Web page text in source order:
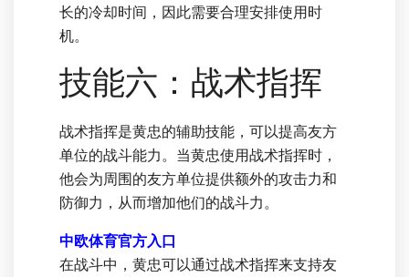
长的冷却时间，因此需要合理安排使用时
机。
技能六：战术指挥
战术指挥是黄忠的辅助技能，可以提高友方
单位的战斗能力。当黄忠使用战术指挥时，
他会为周围的友方单位提供额外的攻击力和
防御力，从而增加他们的战斗力。
中欧体育官方入口
在战斗中，黄忠可以通过战术指挥来支持友